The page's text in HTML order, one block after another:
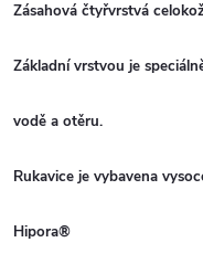
Zásahová čtyřvrstvá
Základní vrstvou je
vodě a otěru.
Rukavice je vybavena
Hipora®